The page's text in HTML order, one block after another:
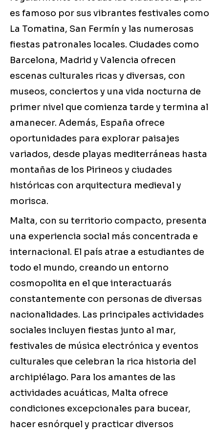
es famoso por sus vibrantes festivales como
La Tomatina, San Fermín y las numerosas
fiestas patronales locales. Ciudades como
Barcelona, Madrid y Valencia ofrecen
escenas culturales ricas y diversas, con
museos, conciertos y una vida nocturna de
primer nivel que comienza tarde y termina al
amanecer. Además, España ofrece
oportunidades para explorar paisajes
variados, desde playas mediterráneas hasta
montañas de los Pirineos y ciudades
históricas con arquitectura medieval y
morisca.
Malta, con su territorio compacto, presenta
una experiencia social más concentrada e
internacional. El país atrae a estudiantes de
todo el mundo, creando un entorno
cosmopolita en el que interactuarás
constantemente con personas de diversas
nacionalidades. Las principales actividades
sociales incluyen fiestas junto al mar,
festivales de música electrónica y eventos
culturales que celebran la rica historia del
archipiélago. Para los amantes de las
actividades acuáticas, Malta ofrece
condiciones excepcionales para bucear,
hacer esnórquel y practicar diversos